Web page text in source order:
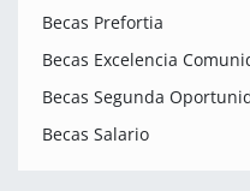
Becas Prefortia
Becas Excelencia
Becas Segunda
Becas Salario